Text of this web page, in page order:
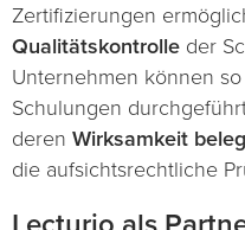
Zertifizierungen
Qualitätskontrolle der
Unternehmen können
Schulungen
deren Wirksamkeit
die aufsichtsrechtliche